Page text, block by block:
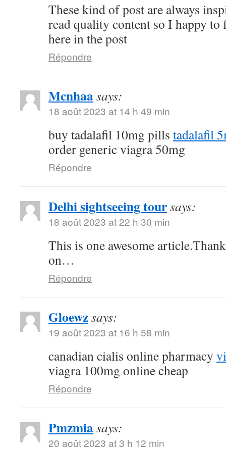
These kind of post are always
read quality content so I happy
here in the post
Répondre
Mcnhaasays:
18 août 2023 at 14 h 49 min
buy tadalafil 10mg pills tadalafil
order generic viagra 50mg
Répondre
Delhi sightseeing toursays:
18 août 2023 at 22 h 30 min
This is one awesome
on…
Répondre
Gloewzsays:
19 août 2023 at 16 h 58 min
canadian cialis online pharmacy
viagra 100mg online cheap
Répondre
Pmzmiasays:
20 août 2023 at 3 h 12 min